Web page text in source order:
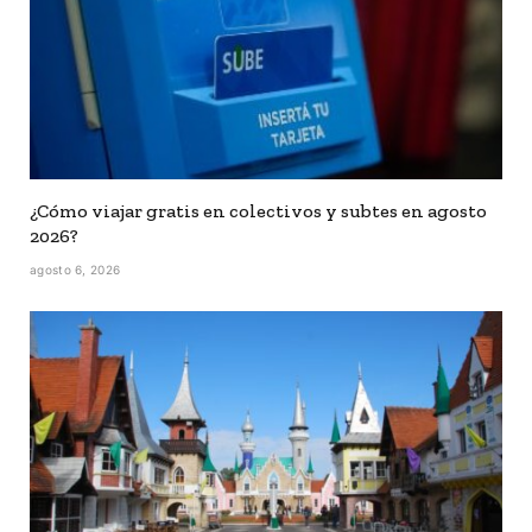
¿Cómo viajar gratis en colectivos y subtes en agosto
2026?
agosto 6, 2026